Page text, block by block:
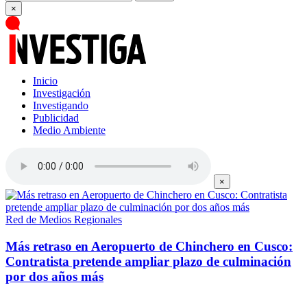
×
Inicio
Investigación
Investigando
Publicidad
Medio Ambiente
×
Red de Medios Regionales
Más retraso en Aeropuerto de Chinchero en Cusco:
Contratista pretende ampliar plazo de culminación
por dos años más